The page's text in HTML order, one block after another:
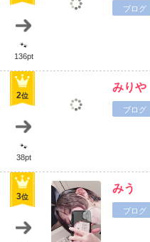
🐾
136pt
ブログ
2位
🐾
38pt
みりや
ブログ
3位
みう
ブログ